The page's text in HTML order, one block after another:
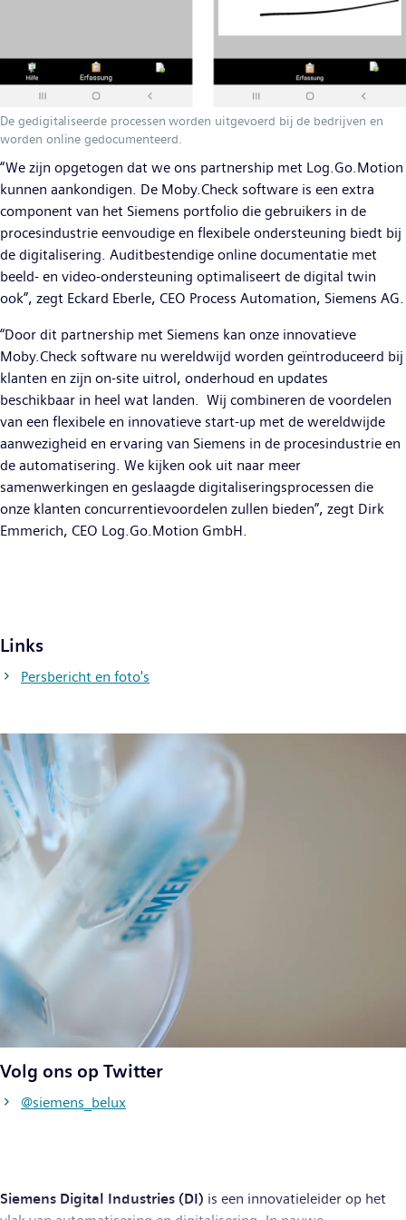
De gedigitaliseerde processen worden uitgevoerd bij de bedrijven en
worden online gedocumenteerd.
“We zijn opgetogen dat we ons partnership met Log.Go.Motion
kunnen aankondigen. De Moby.Check software is een extra
component van het Siemens portfolio die gebruikers in de
procesindustrie eenvoudige en flexibele ondersteuning biedt bij
de digitalisering. Auditbestendige online documentatie met
beeld- en video-ondersteuning optimaliseert de digital twin
ook”, zegt Eckard Eberle, CEO Process Automation, Siemens AG.
“Door dit partnership met Siemens kan onze innovatieve
Moby.Check software nu wereldwijd worden geïntroduceerd bij
klanten en zijn on-site uitrol, onderhoud en updates
beschikbaar in heel wat landen. Wij combineren de voordelen
van een flexibele en innovatieve start-up met de wereldwijde
aanwezigheid en ervaring van Siemens in de procesindustrie en
de automatisering. We kijken ook uit naar meer
samenwerkingen en geslaagde digitaliseringsprocessen die
onze klanten concurrentievoordelen zullen bieden”, zegt Dirk
Emmerich, CEO Log.Go.Motion GmbH.
Links
Persbericht en foto's
Volg ons op Twitter
@siemens_belux
Siemens Digital Industries (DI) is een innovatieleider op het